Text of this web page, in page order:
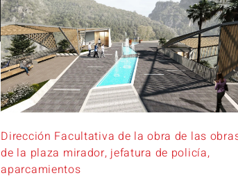
Dirección Facultativa de la obra de las
de la plaza mirador, jefatura de policía,
aparcamientos